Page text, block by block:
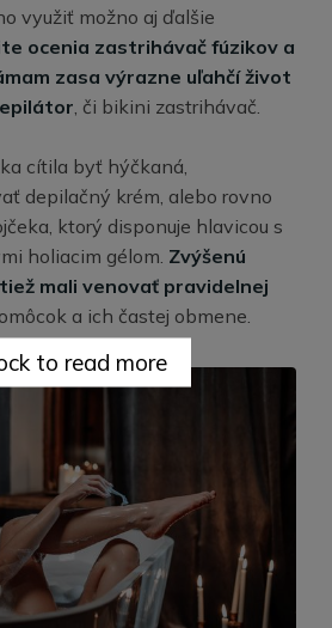
využiť možno aj ďalšie
ocenia zastrihávač fúzikov a
zasa výrazne uľahčí život
, či bikini zastrihávač.
cítila byť hýčkaná,
depilačný krém, alebo rovno
ktorý disponuje hlavicou s
holiacim gélom. Zvýšenú
mali venovať pravidelnej
a ich častej obmene.
to read more